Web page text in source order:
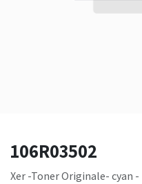
106R03502
Xer -Toner Originale- cyan